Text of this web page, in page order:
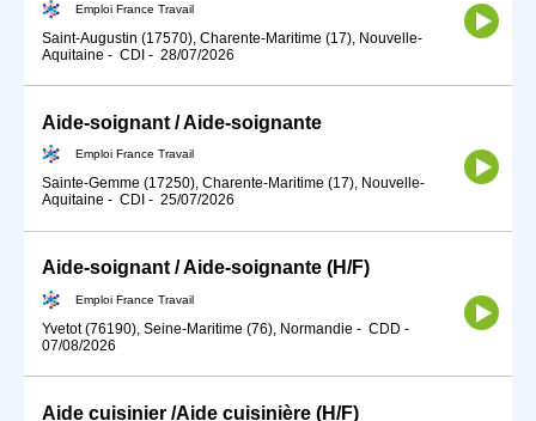
Emploi France Travail
Saint-Augustin (17570), Charente-Maritime (17), Nouvelle-
Aquitaine - CDI - 28/07/2026
Aide-soignant / Aide-soignante
Emploi France Travail
Sainte-Gemme (17250), Charente-Maritime (17), Nouvelle-
Aquitaine - CDI - 25/07/2026
Aide-soignant / Aide-soignante (H/F)
Emploi France Travail
Yvetot (76190), Seine-Maritime (76), Normandie - CDD -
07/08/2026
Aide cuisinier /Aide cuisinière (H/F)